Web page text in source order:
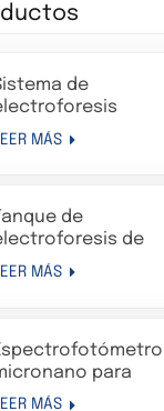
de
Blot en gel
de proteínas con
LEER MÁS
de
de
Sistema de aparato
con Bio-
MÁS
para
de
MÁS